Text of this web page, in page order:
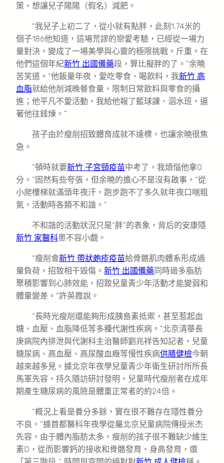
策，想讓兒子陽陽（假名）減肥。
“我兒子上初二了，從小就有點胖，此刻1.74米的
個子186他知道，這場荒謬的戀愛考驗，已經從一場力
量對決，變成了一場美學與心靈的極限挑戰。斤重。在
他們這個年紀新竹 出國備藥段，算比擬胖的了。”余曉
苦笑道。“他飯量年夜，愛吃零食、喝飲料，我新竹 高
血脂就給他削減晚餐食量，限制日常飲料與零食的攝
進；他平凡不愛活動，我給他報了籃球課、泅水班，逼
著他往錘煉。”
孩子由於瘦削招致體育成就不達標，也讓余曉很焦
急。
“頓時就要新竹 子宮頸疫苗中考了，我煩惱他拿0
分。”固然有些夸張，但余曉的擔心不是沒有啟事，“從
小爬樓梯就滿頭年夜汗，跑步跑不了多久就年夜口喘粗
氣，活動時各類不和諧。”
不和諧的活動狀況只是“胖”的表象，背后的安康隱
新竹 家醫科患不容小覷。
“瘦削會新竹 帶狀皰疹疫苗給骨骼肌肉體系形成過
量負荷，招致相干毀傷。 新竹 出國備藥同時過多脂肪
聚積影響到心肺效能，招致兒童青少年活動才能變弱和
體量變差。”許英霞說。
“長時光瘦削還能夠形成胰島素抵禦，甚至惹起血
糖、血壓、血脂降低等多種代謝性疾病。”北京清華長
庚病院內排泄與代謝科主治醫師劉兆祥告知記者，兒童
糖尿病、高血壓、高尿酸血癥等慢性疾病供膳健檢今朝
越來越多見。據北京年夜學兒童青少年衛生研討所所長
馬軍先容，持久隨訪研討發明，兒童時代瘦削者在成年
期產生糖尿病的風險是體重正常者的約24倍。
“概況上看是養分多餘，實在很不難存在隱性養分
不良。”據首都醫科年夜學從屬北京兒童病院傳授米杰
先容，由于體內脂肪太多，瘦削的孩子很不難缺少維生
素D，從而影響鈣的接收和骨骼發育、身高發育，還